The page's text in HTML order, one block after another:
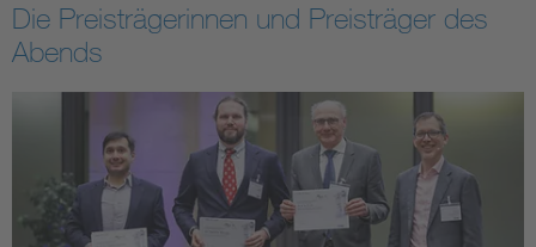
Die Preisträgerinnen und Preisträger des
Abends